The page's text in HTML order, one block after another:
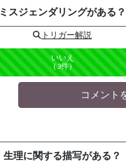
ミスジェンダリングがある？
トリガー解説
いいえ
（3件）
コメント
生理に関する描写がある？